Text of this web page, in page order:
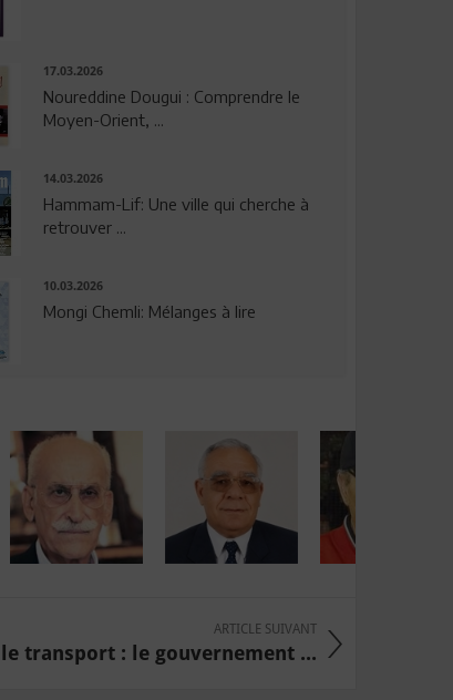
17.03.2026
Noureddine Dougui : Comprendre le
Moyen-Orient, ...
14.03.2026
Hammam-Lif: Une ville qui cherche à
retrouver ...
10.03.2026
Mongi Chemli: Mélanges à lire
ARTICLE SUIVANT
le transport : le gouvernement ...